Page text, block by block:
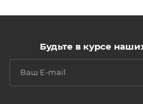
Будьте в курсе